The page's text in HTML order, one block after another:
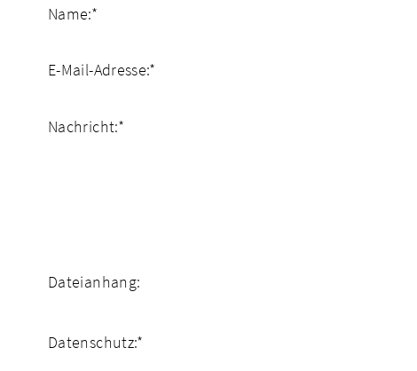
Name:*
E-Mail-Adresse:*
Nachricht:*
Dateianhang:
Datenschutz:*